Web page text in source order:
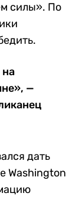
силы». По
на
—
дать
Washington